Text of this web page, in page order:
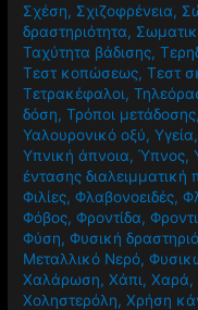
Σχέση, Σχιζοφρένεια,
δραστηριότητα,
Ταχύτητα βάδισης,
Τεστ κοπώσεως,Τεστ
Τετρακέφαλοι,
δόση,Τρόποι μετάδοσης
Υαλουρονικό οξύ,Υγεία
Υπνική άπνοια,Ύπνος,
έντασης διαλειμματική
Φιλίες,Φλαβονοειδές,
Φόβος,Φροντίδα,
Φύση,Φυσική
Μεταλλικό Νερό,
Χαλάρωση,Χάπι,Χαρά,
Χοληστερόλη,Χρήση